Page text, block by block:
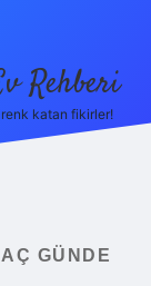
Rehberi
renk katan fikirler!
GÜNDE